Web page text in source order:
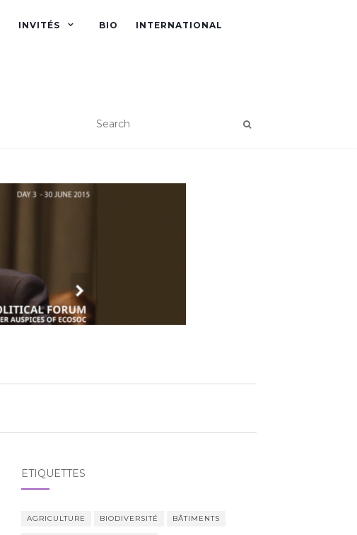
INVITÉS BIO INTERNATIONAL
ÉTIQUETTES
AGRICULTURE BIODIVERSITÉ BÂTIMENTS